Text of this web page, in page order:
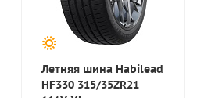
Летняя шина Habilead
HF330 315/35ZR21